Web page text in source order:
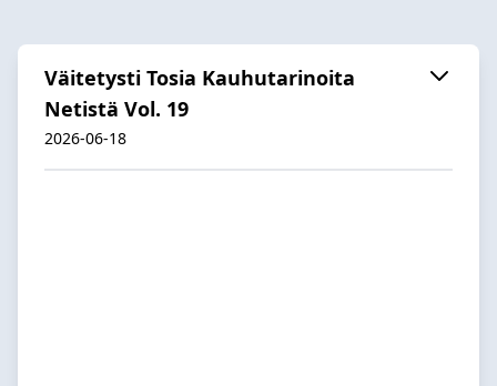
Väitetysti Tosia Kauhutarinoita
Netistä Vol. 19
2026-06-18